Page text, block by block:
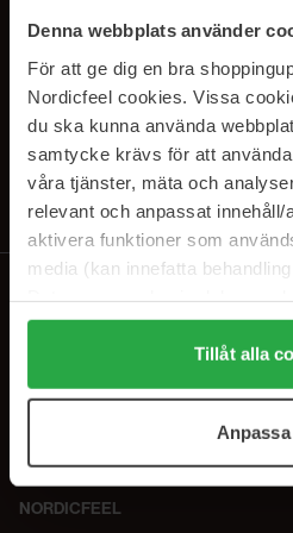
Denna webbplats använder
För att ge dig en bra
Nordicfeel cookies. Vissa
du ska kunna använda
samtycke krävs för att
våra tjänster, mäta och
relevant och anpassat
aktivera funktioner som
media (kan innefatta
Genom att trycka på "Tillåt alla
alla cookies, medan du under
användningen av cookies. Du
samt vår Integritetspolicy.
Tillåt alla
Anpassa
SUBSCRIBE TO
NEWSLETTER
E-mail
Ved at abonnere accepterer du vores
NORDICFEEL